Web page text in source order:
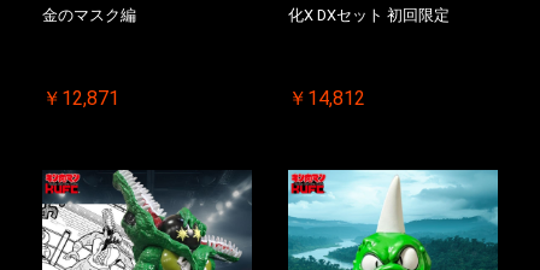
金のマスク編
￥12,871
化X DXセット 初回限定
￥14,812